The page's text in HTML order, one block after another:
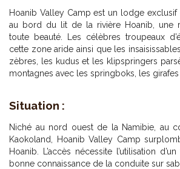
Hoanib Valley Camp est un lodge
au bord du lit de la rivière Hoanib, une
toute beauté. Les célèbres troupeaux
cette zone aride ainsi que les
zèbres, les kudus et les klipspringers
montagnes avec les springboks, les girafes
Situation :
Niché au nord ouest de la Namibie, au
Kaokoland, Hoanib Valley Camp
Hoanib. L’accès nécessite l’utilisation
bonne connaissance de la conduite sur